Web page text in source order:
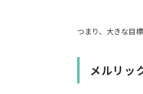
つまり、大きな目
メルリッ